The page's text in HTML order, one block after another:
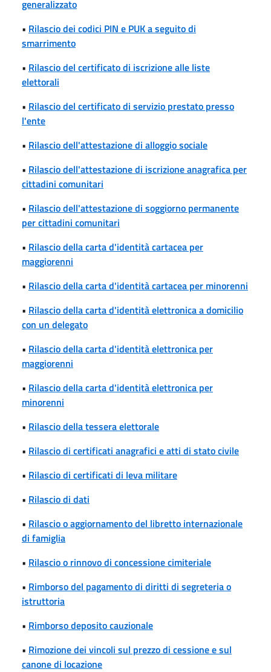
generalizzato
• Rilascio dei codici PIN e PUK a seguito di
smarrimento
• Rilascio del certificato di iscrizione alle liste
elettorali
• Rilascio del certificato di servizio prestato presso
l'ente
• Rilascio dell'attestazione di alloggio sociale
• Rilascio dell'attestazione di iscrizione anagrafica per
cittadini comunitari
• Rilascio dell'attestazione di soggiorno permanente
per cittadini comunitari
• Rilascio della carta d'identità cartacea per
maggiorenni
• Rilascio della carta d'identità cartacea per minorenni
• Rilascio della carta d'identità elettronica a domicilio
con un delegato
• Rilascio della carta d'identità elettronica per
maggiorenni
• Rilascio della carta d'identità elettronica per
minorenni
• Rilascio della tessera elettorale
• Rilascio di certificati anagrafici e atti di stato civile
• Rilascio di certificati di leva militare
• Rilascio di dati
• Rilascio o aggiornamento del libretto internazionale
di famiglia
• Rilascio o rinnovo di concessione cimiteriale
• Rimborso del pagamento di diritti di segreteria o
istruttoria
• Rimborso deposito cauzionale
• Rimozione dei vincoli sul prezzo di cessione e sul
canone di locazione